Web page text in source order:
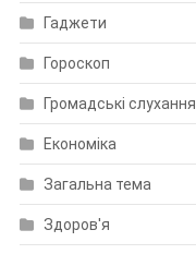
Гаджети
Гороскоп
Громадські слухання
Економіка
Загальна тема
Здоров'я